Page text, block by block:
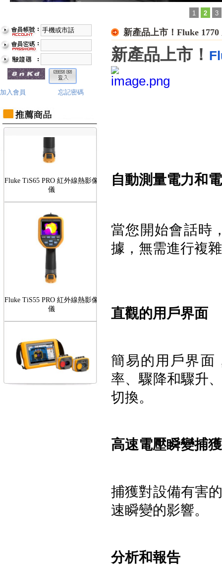
1 2 3
加入會員 忘記密碼
Fluke TiS75 PRO 紅外線熱影像
Fluke TiS65 PRO 紅外線熱影像
Fluke TiS55 PRO 紅外線熱影像
心儀
新產品上市！Fluke
新產品上市！
自動測量電力和
當您開始會話時
據， 無需進行複
直觀的用戶界面
簡易的用戶界面
率、驟降和驟升
切換。
高速電壓瞬變捕獲
捕獲對設備有害
速瞬變的影響。
分析和報告